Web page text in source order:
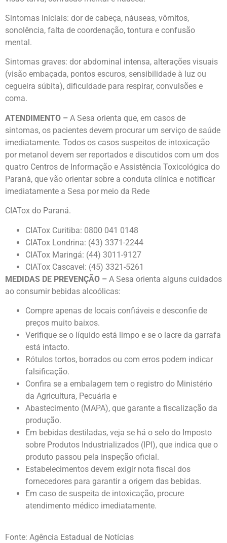
Sintomas iniciais: dor de cabeça, náuseas, vômitos,
sonolência, falta de coordenação, tontura e confusão
mental.
Sintomas graves: dor abdominal intensa, alterações visuais
(visão embaçada, pontos escuros, sensibilidade à luz ou
cegueira súbita), dificuldade para respirar, convulsões e
coma.
ATENDIMENTO – A Sesa orienta que, em casos de
sintomas, os pacientes devem procurar um serviço de saúde
imediatamente. Todos os casos suspeitos de intoxicação
por metanol devem ser reportados e discutidos com um dos
quatro Centros de Informação e Assistência Toxicológica do
Paraná, que vão orientar sobre a conduta clínica e notificar
imediatamente a Sesa por meio da Rede
CIATox do Paraná.
CIATox Curitiba: 0800 041 0148
CIATox Londrina: (43) 3371-2244
CIATox Maringá: (44) 3011-9127
CIATox Cascavel: (45) 3321-5261
MEDIDAS DE PREVENÇÃO – A Sesa orienta alguns cuidados
ao consumir bebidas alcoólicas:
Compre apenas de locais confiáveis e desconfie de
preços muito baixos.
Verifique se o líquido está limpo e se o lacre da garrafa
está intacto.
Rótulos tortos, borrados ou com erros podem indicar
falsificação.
Confira se a embalagem tem o registro do Ministério
da Agricultura, Pecuária e
Abastecimento (MAPA), que garante a fiscalização da
produção.
Em bebidas destiladas, veja se há o selo do Imposto
sobre Produtos Industrializados (IPI), que indica que o
produto passou pela inspeção oficial.
Estabelecimentos devem exigir nota fiscal dos
fornecedores para garantir a origem das bebidas.
Em caso de suspeita de intoxicação, procure
atendimento médico imediatamente.
Fonte: Agência Estadual de Notícias